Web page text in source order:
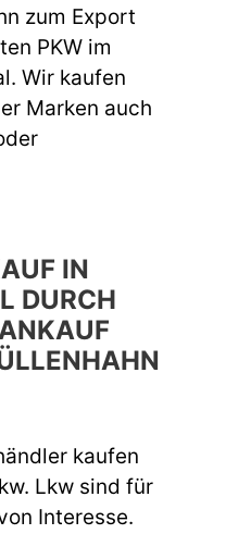
zum Export
PKW im
Wir kaufen
Marken auch
IN
DURCH
kaufen
Lkw sind für
Interesse.